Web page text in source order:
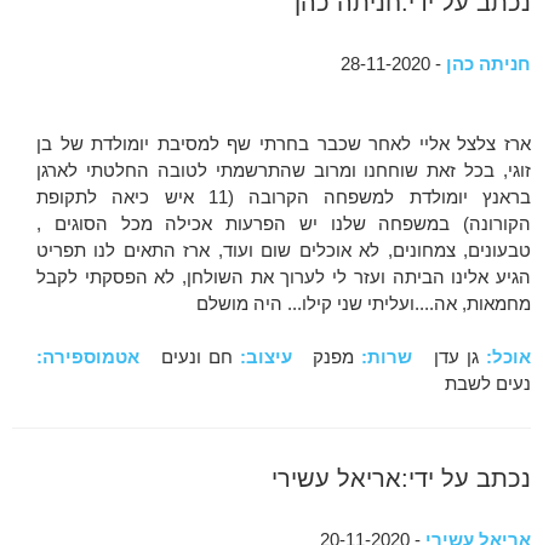
חניתה כהן - 28-11-2020
ארז צלצל אליי לאחר שכבר בחרתי שף למסיבת יומולדת של בן
זוגי, בכל זאת שוחחנו ומרוב שהתרשמתי לטובה החלטתי לארגן
בראנץ יומולדת למשפחה הקרובה (11 איש כיאה לתקופת
הקורונה) במשפחה שלנו יש הפרעות אכילה מכל הסוגים ,
טבעונים, צמחונים, לא אוכלים שום ועוד, ארז התאים לנו תפריט
הגיע אלינו הביתה ועזר לי לערוך את השולחן, לא הפסקתי לקבל
מחמאות, אה....ועליתי שני קילו... היה מושלם
אוכל: גן עדן שרות: מפנקעיצוב: חם ונעים אטמוספירה:
נעים לשבת
נכתב על ידי:אריאל עשירי
אריאל עשירי - 20-11-2020